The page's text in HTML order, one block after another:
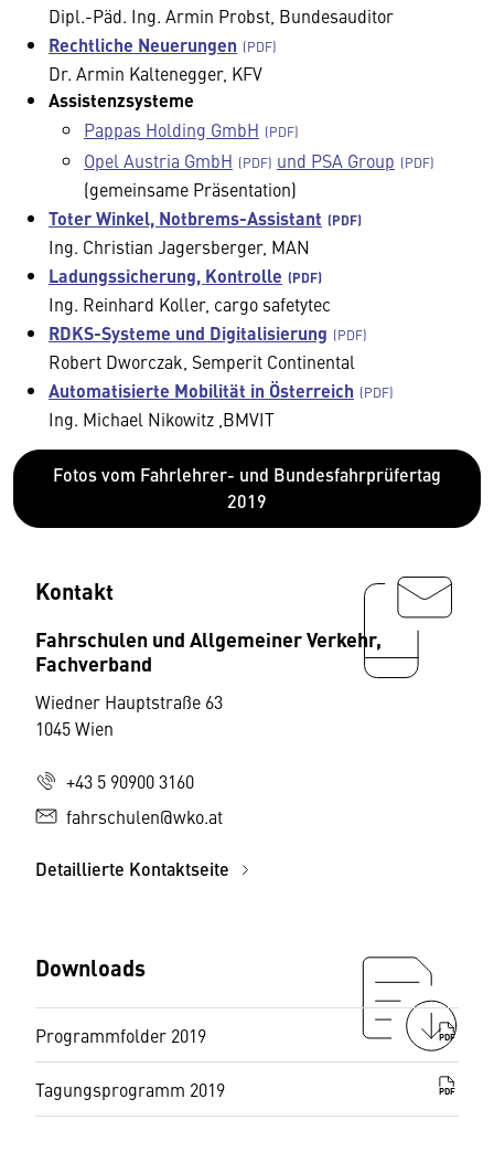
Dipl.-Päd. Ing. Armin Probst, Bundesauditor
Rechtliche Neuerungen
Dr. Armin Kaltenegger, KFV
Assistenzsysteme
Pappas Holding GmbH
Opel Austria GmbH
und PSA Group
(gemeinsame Präsentation)
Toter Winkel, Notbrems-Assistant
Ing. Christian Jagersberger, MAN
Ladungssicherung, Kontrolle
Ing. Reinhard Koller, cargo safetytec
RDKS-Systeme und Digitalisierung
Robert Dworczak, Semperit Continental
Automatisierte Mobilität in Österreich
Ing. Michael Nikowitz ,BMVIT
Fotos vom Fahrlehrer- und Bundesfahrprüfertag
2019
Kontakt
Fahrschulen und Allgemeiner Verkehr,
Fachverband
Wiedner Hauptstraße 63
1045 Wien
+43 5 90900 3160
fahrschulen@wko.at
Detaillierte Kontaktseite
Downloads
Programmfolder 2019 PDF
Tagungsprogramm 2019 PDF